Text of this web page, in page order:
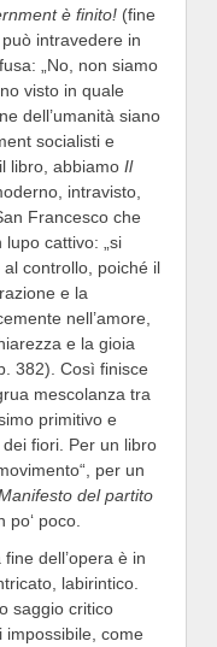
è finito! (fine
intravedere in
„No, non siamo
visto in quale
dell’umanità siano
socialisti e
libro, abbiamo Il
intravisto,
Francesco che
cattivo: „si
controllo, poiché il
e la
nell’amore,
e la gioia
382). Così finisce
mescolanza tra
primitivo e
fiori. Per un libro
per un
del partito
poco.
dell’opera è in
labirintico.
saggio critico
come